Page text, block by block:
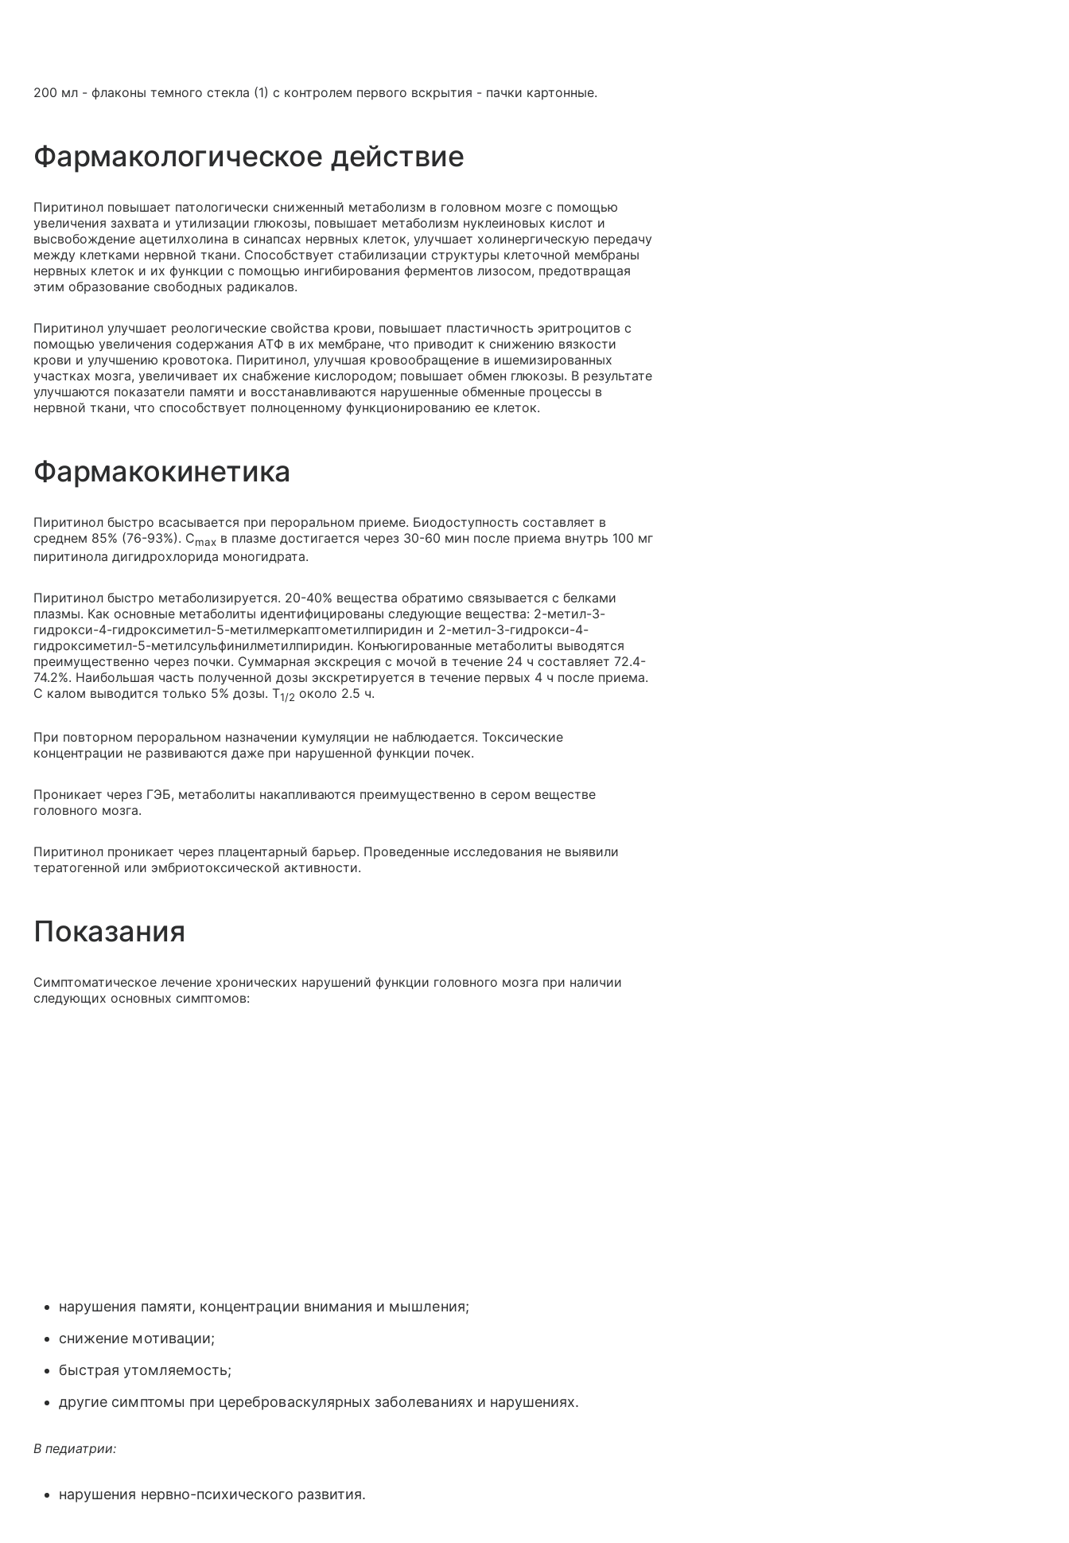
200 мл - флаконы темного стекла (1) с контролем первого вскрытия - пачки картонные.
Фармакологическое действие
Пиритинол повышает патологически сниженный метаболизм в головном мозге с помощью
увеличения захвата и утилизации глюкозы, повышает метаболизм нуклеиновых кислот и
высвобождение ацетилхолина в синапсах нервных клеток, улучшает холинергическую передачу
между клетками нервной ткани. Способствует стабилизации структуры клеточной мембраны
нервных клеток и их функции с помощью ингибирования ферментов лизосом, предотвращая
этим образование свободных радикалов.
Пиритинол улучшает реологические свойства крови, повышает пластичность эритроцитов с
помощью увеличения содержания АТФ в их мембране, что приводит к снижению вязкости
крови и улучшению кровотока. Пиритинол, улучшая кровообращение в ишемизированных
участках мозга, увеличивает их снабжение кислородом; повышает обмен глюкозы. В результате
улучшаются показатели памяти и восстанавливаются нарушенные обменные процессы в
нервной ткани, что способствует полноценному функционированию ее клеток.
Фармакокинетика
Пиритинол быстро всасывается при пероральном приеме. Биодоступность составляет в
среднем 85% (76-93%). Cmax в плазме достигается через 30-60 мин после приема внутрь 100 мг
пиритинола дигидрохлорида моногидрата.
Пиритинол быстро метаболизируется. 20-40% вещества обратимо связывается с белками
плазмы. Как основные метаболиты идентифицированы следующие вещества: 2-метил-3-
гидрокси-4-гидроксиметил-5-метилмеркаптометилпиридин и 2-метил-3-гидрокси-4-
гидроксиметил-5-метилсульфинилметилпиридин. Конъюгированные метаболиты выводятся
преимущественно через почки. Суммарная экскреция с мочой в течение 24 ч составляет 72.4-
74.2%. Наибольшая часть полученной дозы экскретируется в течение первых 4 ч после приема.
C калом выводится только 5% дозы. Т1/2 около 2.5 ч.
При повторном пероральном назначении кумуляции не наблюдается. Токсические
концентрации не развиваются даже при нарушенной функции почек.
Проникает через ГЭБ, метаболиты накапливаются преимущественно в сером веществе
головного мозга.
Пиритинол проникает через плацентарный барьер. Проведенные исследования не выявили
тератогенной или эмбриотоксической активности.
Показания
Симптоматическое лечение хронических нарушений функции головного мозга при наличии
следующих основных симптомов:
нарушения памяти, концентрации внимания и мышления;
снижение мотивации;
быстрая утомляемость;
другие симптомы при цереброваскулярных заболеваниях и нарушениях.
В педиатрии:
нарушения нервно-психического развития.